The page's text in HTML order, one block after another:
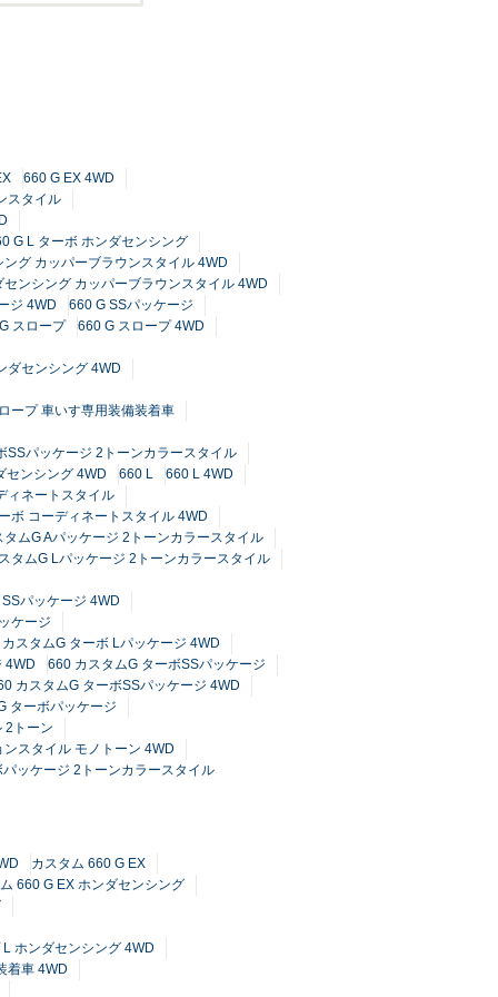
660 G EX 4WD
スタイル
G L ターボ ホンダセンシング
グ カッパーブラウンスタイル 4WD
ンシング カッパーブラウンスタイル 4WD
ジ 4WD
660 G SSパッケージ
スロープ
660 G スロープ 4WD
ダセンシング 4WD
ープ 車いす専用装備装着車
SSパッケージ 2トーンカラースタイル
センシング 4WD 660 L
660 L 4WD
ィネートスタイル
ボ コーディネートスタイル 4WD
タムG Aパッケージ 2トーンカラースタイル
タムG Lパッケージ 2トーンカラースタイル
パッケージ 4WD
ケージ
スタムG ターボ Lパッケージ 4WD
4WD
660 カスタムG ターボSSパッケージ
カスタムG ターボSSパッケージ 4WD
ターボパッケージ
2トーン
スタイル モノトーン 4WD
ッケージ 2トーンカラースタイル
カスタム 660 G EX
660 G EX ホンダセンシング
ホンダセンシング 4WD
着車 4WD